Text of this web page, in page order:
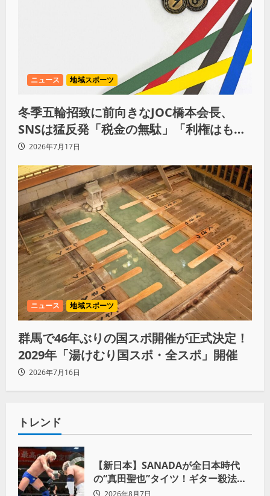
ニュース 地域スポーツ
冬季五輪招致に前向きなJOC橋本会長、
SNSは猛反発「税金の無駄」「利権はもう
いい」
2026年7月17日
ニュース 地域スポーツ
群馬で46年ぶりの国スポ開催が正式決定！
2029年「湯けむり国スポ・全スポ」開催
2026年7月16日
トレンド
【新日本】SANADAが全日本時代
の“真田聖也”タイツ！ギター殺法で
Yuto-IceをKO「俺と闘う時は考え